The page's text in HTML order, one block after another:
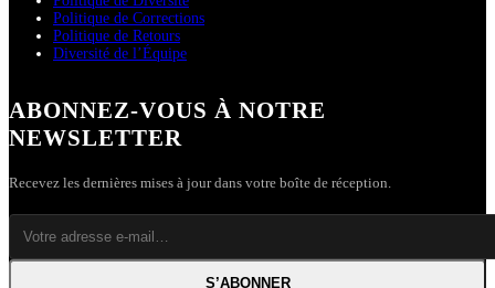
Politique de Corrections
Politique de Retours
Diversité de l’Équipe
ABONNEZ-VOUS À NOTRE
NEWSLETTER
Recevez les dernières mises à jour dans votre boîte de réception.
S’ABONNER